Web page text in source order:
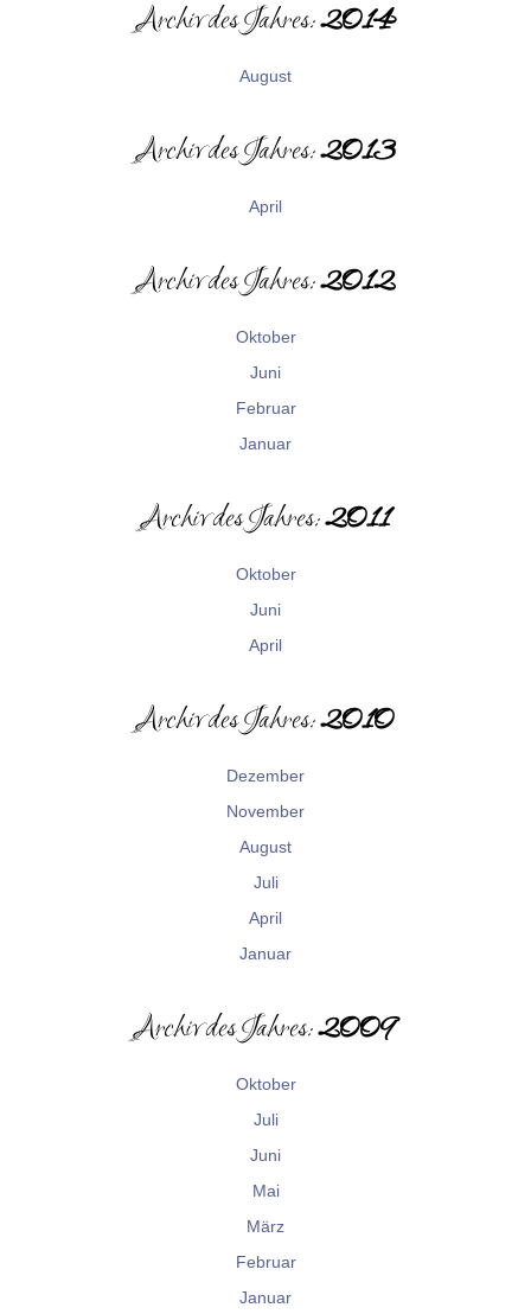
Archiv des Jahres:2014
August
Archiv des Jahres:2013
April
Archiv des Jahres:2012
Oktober
Juni
Februar
Januar
Archiv des Jahres:2011
Oktober
Juni
April
Archiv des Jahres:2010
Dezember
November
August
Juli
April
Januar
Archiv des Jahres:2009
Oktober
Juli
Juni
Mai
März
Februar
Januar